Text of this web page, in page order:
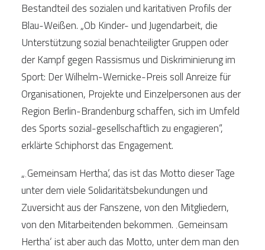
Bestandteil des sozialen und karitativen Profils der
Blau-Weißen. „Ob Kinder- und Jugendarbeit, die
Unterstützung sozial benachteiligter Gruppen oder
der Kampf gegen Rassismus und Diskriminierung im
Sport: Der Wilhelm-Wernicke-Preis soll Anreize für
Organisationen, Projekte und Einzelpersonen aus der
Region Berlin-Brandenburg schaffen, sich im Umfeld
des Sports sozial-gesellschaftlich zu engagieren“,
erklärte Schiphorst das Engagement.
„‚Gemeinsam Hertha‘, das ist das Motto dieser Tage
unter dem viele Solidaritätsbekundungen und
Zuversicht aus der Fanszene, von den Mitgliedern,
von den Mitarbeitenden bekommen. ‚Gemeinsam
Hertha‘ ist aber auch das Motto, unter dem man den